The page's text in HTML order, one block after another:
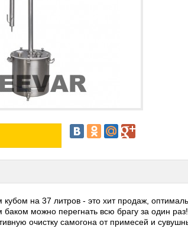
на 37 литров - это хит продаж,
можно перегнать всю брагу за один
очистку самогона от примесей и